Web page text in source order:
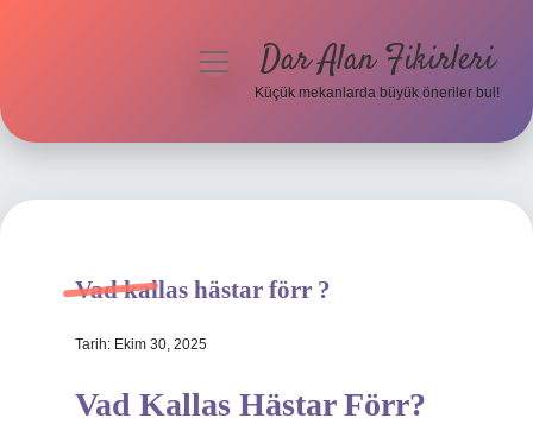
Hakkımızda
menüyüDar Alan Fikirleri
Küçük mekanlarda büyük öneriler bul!
Vad kallas hästar förr ?
Tarih: Ekim 30, 2025
Vad Kallas Hästar Förr?